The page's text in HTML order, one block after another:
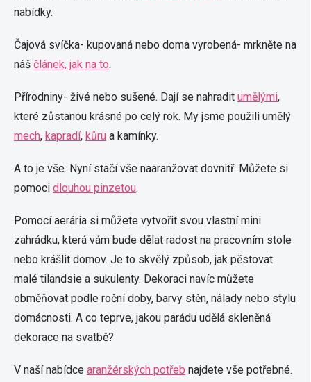
nabídky.
Čajová svíčka- kupovaná nebo doma vyrobená- mrkněte na
náš článek, jak na to.
Přírodniny- živé nebo sušené. Dají se nahradit umělými,
které zůstanou krásné po celý rok. My jsme použili umělý
mech, kapradí, kůru a kamínky.
A to je vše. Nyní stačí vše naaranžovat dovnitř. Můžete si
pomoci dlouhou pinzetou.
Pomocí aerária si můžete vytvořit svou vlastní mini
zahrádku, která vám bude dělat radost na pracovním stole
nebo krášlit domov. Je to skvělý způsob, jak pěstovat
malé tilandsie a sukulenty. Dekoraci navíc můžete
obměňovat podle roční doby, barvy stěn, nálady nebo stylu
domácnosti. A co teprve, jakou parádu udělá skleněná
dekorace na svatbě?
V naší nabídce aranžérských potřeb najdete vše potřebné.